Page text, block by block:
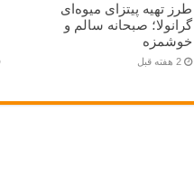
طرز تهیه پیتزای میوه‌ای
گرانولا؛ صبحانه سالم و
خوشمزه
2 هفته قبل